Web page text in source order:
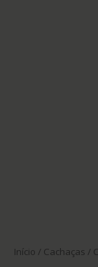
Início / Cachaças /